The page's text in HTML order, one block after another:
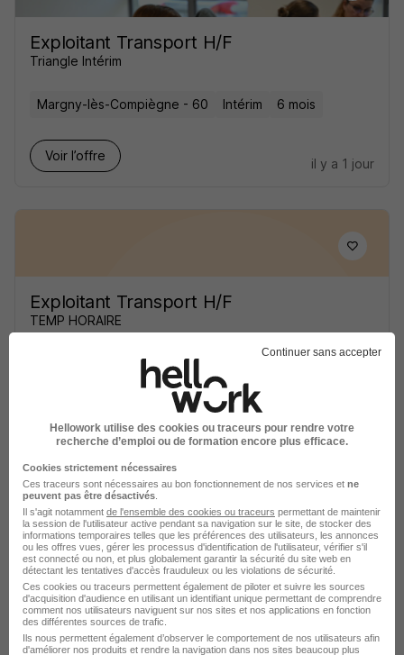
Exploitant Transport H/F
Triangle Intérim
Margny-lès-Compiègne - 60 Intérim 6 mois
Voir l’offre
il y a 1 jour
Exploitant Transport H/F
TEMP HORAIRE
Intérim
12,31 - 14 € / heure
+ 2
Voir l’offre
il y a 1 jour
Exploitant Transport à Saint Rambert
d'Albon 26140 H/F
Manpower France
Continuer sans accepter
Hellowork utilise des cookies ou traceurs pour rendre votre
recherche d’emploi ou de formation encore plus efficace.
Cookies strictement nécessaires
Ces traceurs sont nécessaires au bon fonctionnement de nos services et ne
peuvent pas être désactivés
Il s'agit notamment de l'ensemble des cookies ou traceurs permettant de maintenir
la session de l'utilisateur active pendant sa navigation sur le site, de stocker des
informations temporaires telles que les préférences des utilisateurs, les annonces
ou les offres vues, gérer les processus d'identification de l'utilisateur, vérifier s'il
est connecté ou non, et plus globalement garantir la sécurité du site web en
détectant les tentatives d'accès frauduleux ou les violations de sécurité.
Ces cookies ou traceurs permettent également de piloter et suivre les sources
d'acquisition d'audience en utilisant un identifiant unique permettant de comprendre
comment nos utilisateurs naviguent sur nos sites et nos applications en fonction
des différentes sources de trafic.
Ils nous permettent également d’observer le comportement de nos utilisateurs afin
d'améliorer nos produits et rendre la navigation dans nos sites beaucoup plus